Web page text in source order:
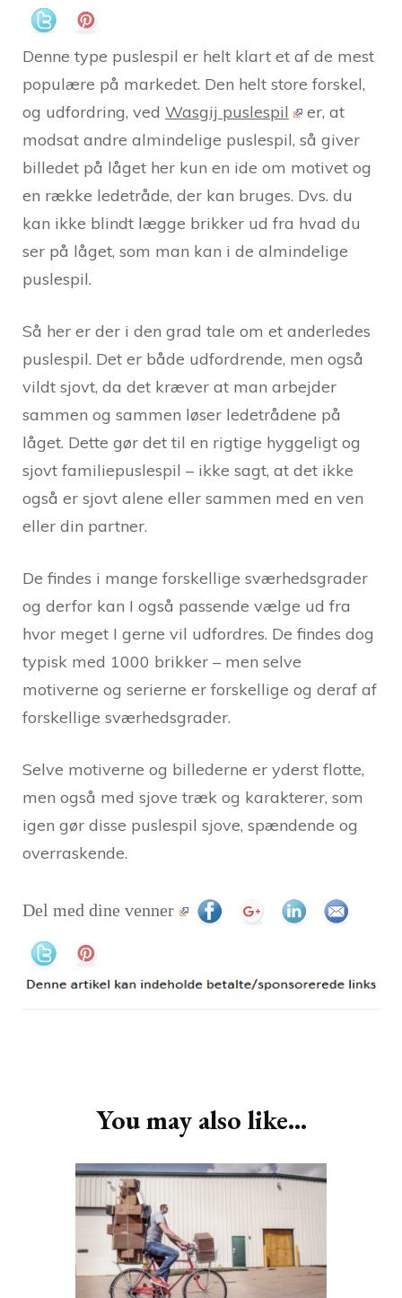
Denne type puslespil er helt klart et af de mest
populære på markedet. Den helt store forskel,
og udfordring, ved Wasgij puslespil
er, at
modsat andre almindelige puslespil, så giver
billedet på låget her kun en ide om motivet og
en række ledetråde, der kan bruges. Dvs. du
kan ikke blindt lægge brikker ud fra hvad du
ser på låget, som man kan i de almindelige
puslespil.
Så her er der i den grad tale om et anderledes
puslespil. Det er både udfordrende, men også
vildt sjovt, da det kræver at man arbejder
sammen og sammen løser ledetrådene på
låget. Dette gør det til en rigtige hyggeligt og
sjovt familiepuslespil – ikke sagt, at det ikke
også er sjovt alene eller sammen med en ven
eller din partner.
De findes i mange forskellige sværhedsgrader
og derfor kan I også passende vælge ud fra
hvor meget I gerne vil udfordres. De findes dog
typisk med 1000 brikker – men selve
motiverne og serierne er forskellige og deraf af
forskellige sværhedsgrader.
Selve motiverne og billederne er yderst flotte,
men også med sjove træk og karakterer, som
igen gør disse puslespil sjove, spændende og
overraskende.
Del med dine venner
You may also like...